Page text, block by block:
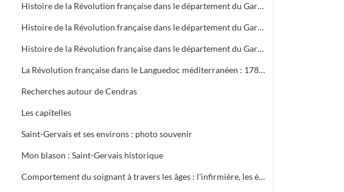
Histoire de la Révolution française dans le département du Gard. Tome 2 : La Législative (1791-1792)
Histoire de la Révolution française dans le département du Gard. Tome 3 : La Convention nationale (Le fédéralisme, 1792-1793)
Histoire de la Révolution française dans le département du Gard. Tome 4 : La Convention nationale (La Terreur, 1793-1794)
La Révolution française dans le Languedoc méditerranéen : 1789-1799
Recherches autour de Cendras
Les capitelles
Saint-Gervais et ses environs : photo souvenir
Mon blason : Saint-Gervais historique
Comportement du soignant à travers les âges : l'infirmière, les écoles du Gard